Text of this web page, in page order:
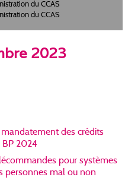
du CCAS
du CCAS
2023
des crédits
2024
pour systèmes
personnes mal ou non